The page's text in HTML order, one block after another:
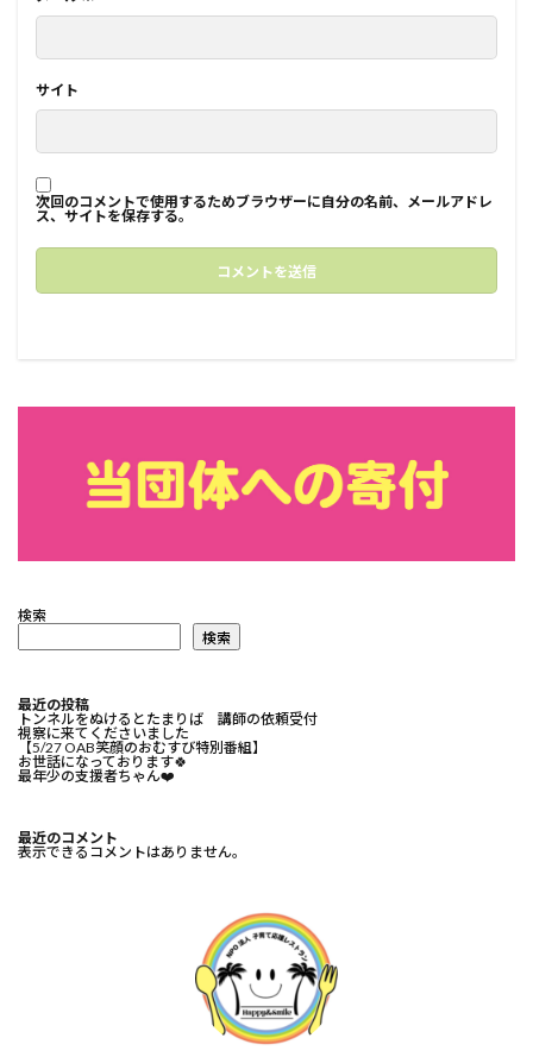
サイト
次回のコメントで使用するためブラウザーに自分の名前、メールアドレ
ス、サイトを保存する。
検索
検索
最近の投稿
トンネルをぬけるとたまりば 講師の依頼受付
視察に来てくださいました
【5/27 OAB笑顔のおむすび特別番組】
お世話になっております🍀⁡
最年少の支援者ちゃん❤️⁡
最近のコメント
表示できるコメントはありません。